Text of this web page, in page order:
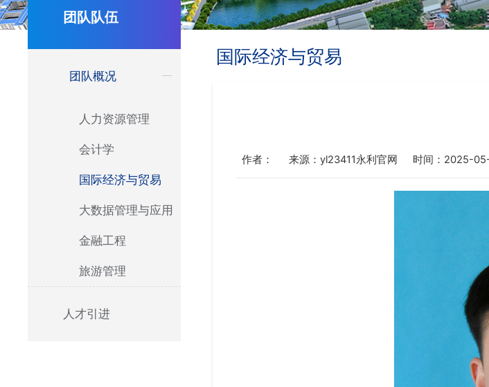
团队队伍
团队概况
人力资源管理
会计学
国际经济与贸易
大数据管理与应用
金融工程
旅游管理
人才引进
国际经济与贸易
作者： 来源：yl23411永利官网 时间：2025-